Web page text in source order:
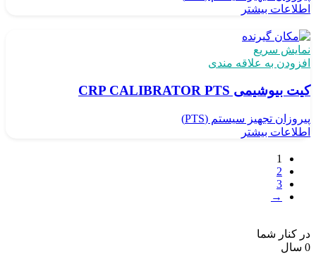
اطلاعات بیشتر
نمایش سریع
افزودن به علاقه مندی
کیت بیوشیمی CRP CALIBRATOR PTS
پیروزان تجهیز سیستم (PTS)
اطلاعات بیشتر
1
2
3
→
در کنار شما
0 سال